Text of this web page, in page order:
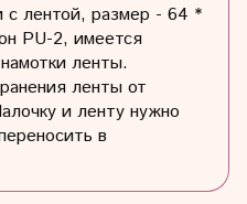
с лентой, размер - 64 *
PU-2, имеется
ленты.
ленты от
и ленту нужно
в